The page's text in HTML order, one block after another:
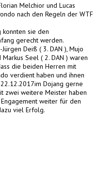
Melchior und Lucas
nach den Regeln der WTF
sie den
gerecht werden.
Deiß ( 3. DAN ), Mujo
Markus Seel ( 2. DAN ) waren
die beiden Herren mit
verdient haben und ihnen
Dojang gerne
zwei weitere Meister haben
weiter für den
viel Erfolg.